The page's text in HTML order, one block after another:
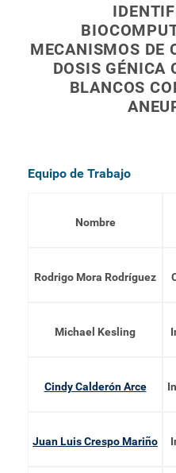
MECANISMOS DE
DOSIS GÉNICA
BLANCOS
Equipo de Trabajo
Nombre
Rodrigo Mora Rodríguez
Michael Kesling
Cindy Calderón Arce
Juan Luis Crespo Mariño